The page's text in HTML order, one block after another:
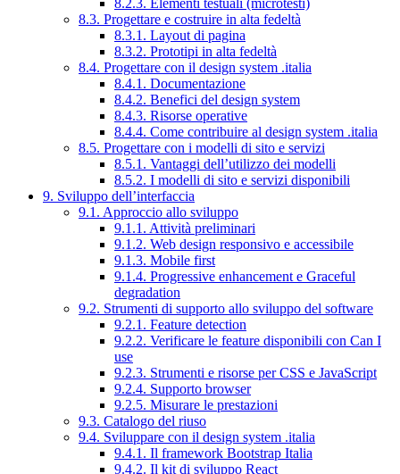
8.2.3. Elementi testuali (microtesti)
8.3. Progettare e costruire in alta fedeltà
8.3.1. Layout di pagina
8.3.2. Prototipi in alta fedeltà
8.4. Progettare con il design system .italia
8.4.1. Documentazione
8.4.2. Benefici del design system
8.4.3. Risorse operative
8.4.4. Come contribuire al design system .italia
8.5. Progettare con i modelli di sito e servizi
8.5.1. Vantaggi dell’utilizzo dei modelli
8.5.2. I modelli di sito e servizi disponibili
9. Sviluppo dell’interfaccia
9.1. Approccio allo sviluppo
9.1.1. Attività preliminari
9.1.2. Web design responsivo e accessibile
9.1.3. Mobile first
9.1.4. Progressive enhancement e Graceful
degradation
9.2. Strumenti di supporto allo sviluppo del software
9.2.1. Feature detection
9.2.2. Verificare le feature disponibili con Can I
use
9.2.3. Strumenti e risorse per CSS e JavaScript
9.2.4. Supporto browser
9.2.5. Misurare le prestazioni
9.3. Catalogo del riuso
9.4. Sviluppare con il design system .italia
9.4.1. Il framework Bootstrap Italia
9.4.2. Il kit di sviluppo React